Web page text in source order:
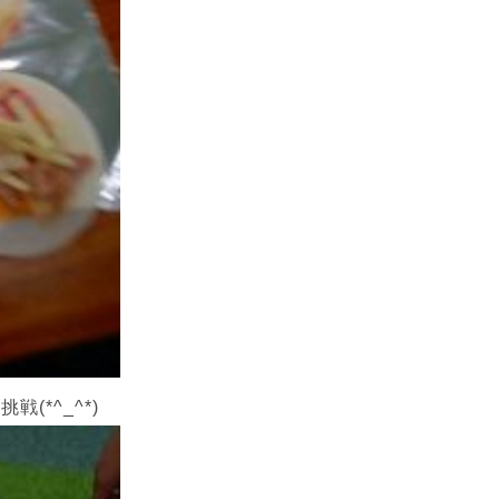
戦(*^_^*)